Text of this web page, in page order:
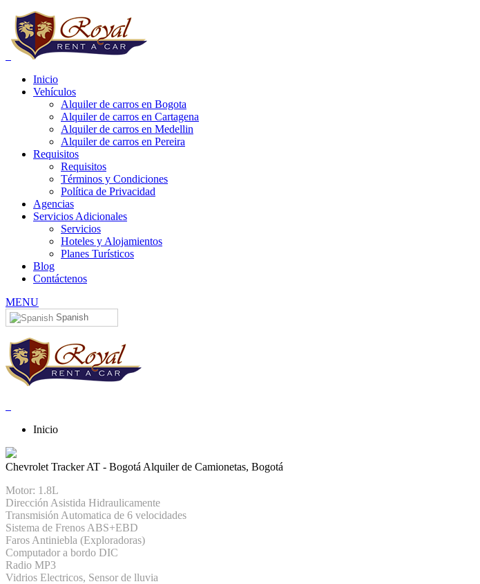
bogota precios, alquiler de carros bogota para uber, alquiler de carros bogota pago en efectivo,
Inicio
Vehículos
Alquiler de carros en Bogota
Alquiler de carros en Cartagena
Alquiler de carros en Medellin
Alquiler de carros en Pereira
Requisitos
Requisitos
Términos y Condiciones
Política de Privacidad
Agencias
Servicios Adicionales
Servicios
Hoteles y Alojamientos
Planes Turísticos
Blog
Contáctenos
MENU
Spanish
Inicio
Chevrolet Tracker AT - Bogotá Alquiler de Camionetas, Bogotá
Motor: 1.8L
Dirección Asistida Hidraulicamente
Transmisión Automatica de 6 velocidades
Sistema de Frenos ABS+EBD
Faros Antiniebla (Exploradoras)
Computador a bordo DIC
Radio MP3
Vidrios Electricos, Sensor de lluvia